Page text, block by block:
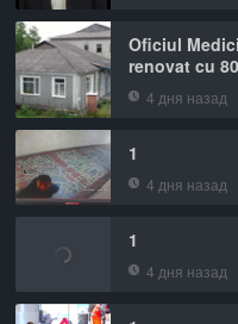
Oficiul
renovat cu
4 дня назад
1
4 дня назад
1
4 дня назад